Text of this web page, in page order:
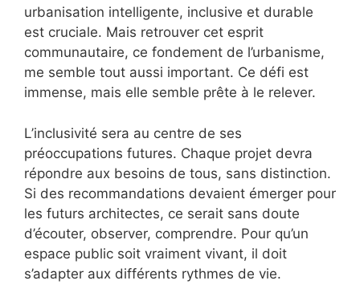
urbanisation intelligente, inclusive et durable
est cruciale. Mais retrouver cet esprit
communautaire, ce fondement de l’urbanisme,
me semble tout aussi important. Ce défi est
immense, mais elle semble prête à le relever.
L’inclusivité sera au centre de ses
préoccupations futures. Chaque projet devra
répondre aux besoins de tous, sans distinction.
Si des recommandations devaient émerger pour
les futurs architectes, ce serait sans doute
d’écouter, observer, comprendre. Pour qu’un
espace public soit vraiment vivant, il doit
s’adapter aux différents rythmes de vie.